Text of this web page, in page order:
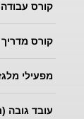
קורס
קורס
מפעילי
עובד גובה